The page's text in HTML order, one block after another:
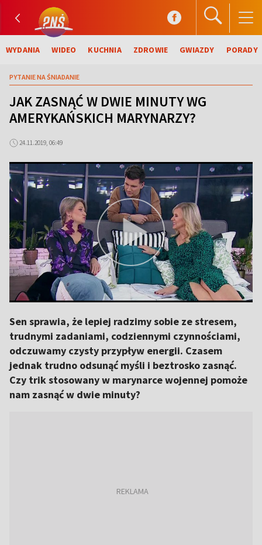
WYDANIA WIDEO KUCHNIA ZDROWIE GWIAZDY PORADY
PYTANIE NA ŚNIADANIE
JAK ZASNĄĆ W DWIE MINUTY WG
AMERYKAŃSKICH MARYNARZY?
24.11.2019, 06:49
Sen sprawia, że lepiej radzimy sobie ze stresem,
trudnymi zadaniami, codziennymi czynnościami,
odczuwamy czysty przypływ energii. Czasem
jednak trudno odsunąć myśli i beztrosko zasnąć.
Czy trik stosowany w marynarce wojennej pomoże
nam zasnąć w dwie minuty?